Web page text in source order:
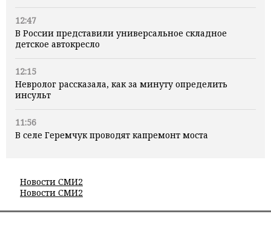
12:47
В России представили универсальное складное
детское автокресло
12:15
Невролог рассказала, как за минуту определить
инсульт
11:56
В селе Геремчук проводят капремонт моста
Новости СМИ2
Новости СМИ2